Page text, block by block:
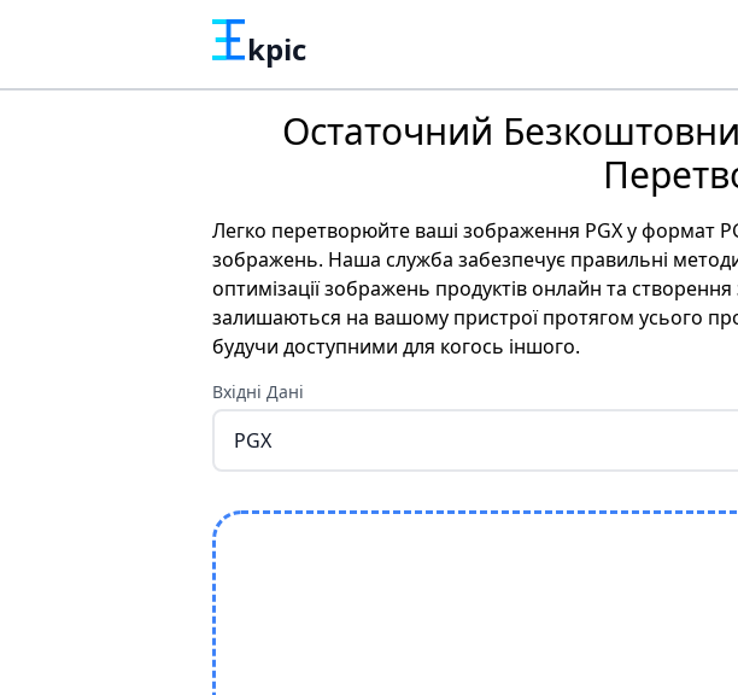
kpic
Остаточний
Легко перетворюйте ваші зображення PGX у формат
зображень. Наша служба забезпечує правильні
оптимізації зображень продуктів онлайн та
залишаються на вашому пристрої протягом усього
будучи доступними для когось іншого.
Вхідні Дані
PGX